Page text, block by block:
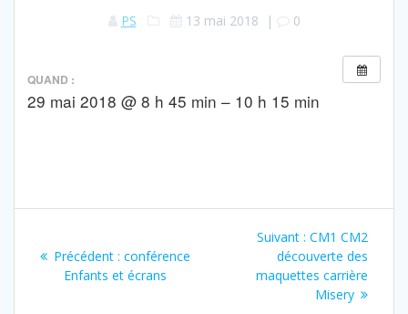
PS 13 mai 2018 | 0
QUAND :
29 mai 2018 @ 8 h 45 min – 10 h 15 min
de Précédent : Article
précédent
conférence
Enfants et écrans
Suivant : Article
suivant
:
CM1 CM2
découverte des
maquettes carrière
Misery